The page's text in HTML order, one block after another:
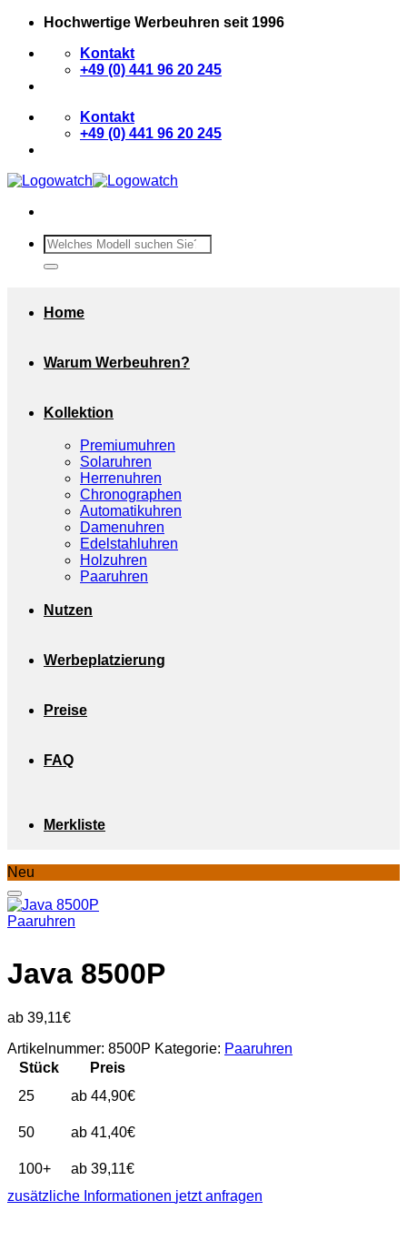
Zum
springen
Hochwertige Werbeuhren seit 1996
Kontakt
+49 (0) 441 96 20 245
Kontakt
+49 (0) 441 96 20 245
Suchen
nach:
Home
Warum Werbeuhren?
Kollektion
Premiumuhren
Solaruhren
Herrenuhren
Chronographen
Automatikuhren
Damenuhren
Edelstahluhren
Holzuhren
Paaruhren
Nutzen
Werbeplatzierung
Preise
FAQ
Merkliste
Neu
Paaruhren
Java 8500P
39,11€
Artikelnummer: 8500P Kategorie: Paaruhren
Stück
Preis
25
44,90€
50 41,40€
100+ 39,11€
zusätzliche Informationen jetzt anfragen